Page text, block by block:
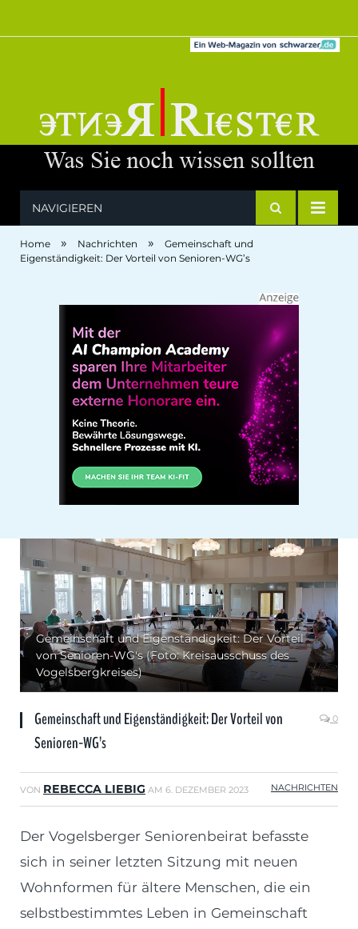
NAVIGIEREN
Home » Nachrichten »
Gemeinschaft und
Eigenständigkeit: Der Vorteil von Senioren-WG’s
Gemeinschaft und Eigenständigkeit: Der Vorteil
von Senioren-WG's (Foto: Kreisausschuss des
Vogelsbergkreises)
Gemeinschaft und Eigenständigkeit: Der Vorteil von
Senioren-WG’s
0
VON REBECCA LIEBIG AM 6. DEZEMBER 2023 NACHRICHTEN
Der Vogelsberger Seniorenbeirat befasste
sich in seiner letzten Sitzung mit neuen
Wohnformen für ältere Menschen, die ein
selbstbestimmtes Leben in Gemeinschaft